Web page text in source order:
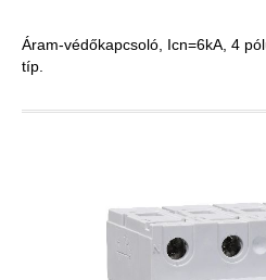
Áram-védőkapcsoló, Icn=6kA, 4
típ.